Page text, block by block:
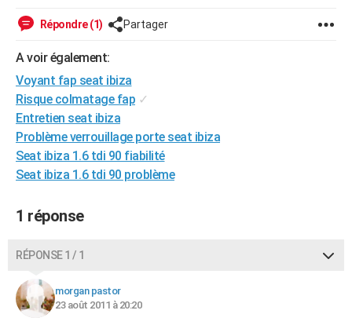
Guides de France
Escapades
Patrimoine
Expositions
Musées
Week-end nature
LIFESTYLE
SANTE
Alimentation
Guide de la santé
Maladies
Médicaments
Sommeil
VOYAGE
Destinations
City break
Voyage nature
Voyage de noces
Forum
Climat
+PHOTO
GUIDES D'ACHAT
BONS PLANS
CARTE DE VOEUX
COPAINS D'AVANT
Répondre (1) Partager
A voir également:
Voyant fap seat ibiza
Risque colmatage fap ✓
Entretien seat ibiza
Problème verrouillage porte seat ibiza
Seat ibiza 1.6 tdi 90 fiabilité
Seat ibiza 1.6 tdi 90 problème
1 réponse
RÉPONSE 1 / 1
morgan pastor
23 août 2011 à 20:20